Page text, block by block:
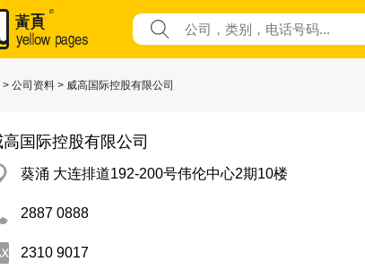
> 公司资料 > 威高国际控股有限公司
高国际控股有限公司
葵涌 大连排道192-200号伟伦中心2期10楼
2887 0888
2310 9017